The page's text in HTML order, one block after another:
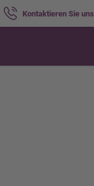
Kontaktieren Sie uns